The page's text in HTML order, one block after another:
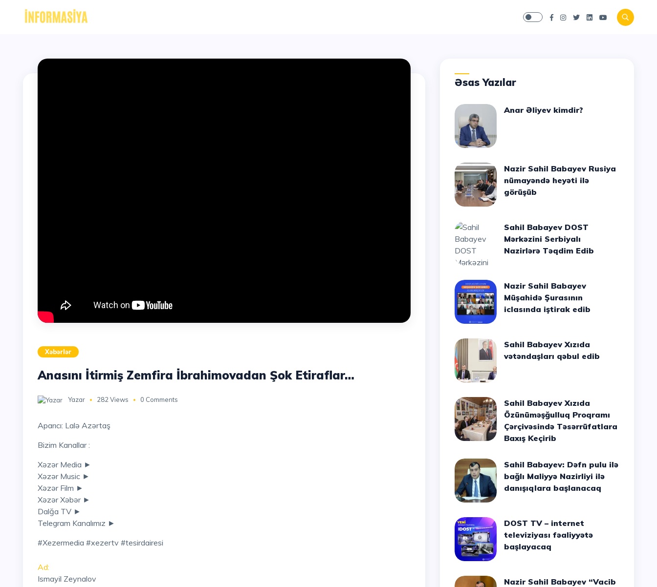
Xəbərlər
Anasını İtirmiş Zemfira İbrahimovadan Şok Etiraflar…
Yazar 282 Views 0 Comments
Aparıcı: Lalə Azərtaş
Bizim Kanallar :
Xəzər Media ►
Xəzər Music ►
Xəzər Film ►
Xəzər Xəbər ►
Dalğa TV ►
Telegram Kanalımız ►
#xezermedia #xezertv #tesirdairesi
Ad:
Ismayil Zeynalov
Əsas Yazılar
Anar Əliyev kimdir?
Nazir Sahil Babayev Rusiya
nümayəndə heyəti ilə
görüşüb
Sahil Babayev DOST
Mərkəzini Serbiyalı
Nazirlərə Təqdim Edib
Nazir Sahil Babayev
Müşahidə Şurasının
iclasında iştirak edib
Sahil Babayev Xızıda
vətəndaşları qəbul edib
Sahil Babayev Xızıda
Özünüməşğulluq Proqramı
Çərçivəsində Təsərrüfatlara
Baxış Keçirib
Sahil Babayev: Dəfn pulu ilə
bağlı Maliyyə Nazirliyi ilə
danışıqlara başlanacaq
DOST TV – internet
televiziyası fəaliyyətə
başlayacaq
Nazir Sahil Babayev “Vacib